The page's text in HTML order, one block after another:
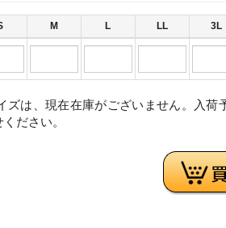
M L LL 3L
は、現在在庫がございません。入荷
ださい。